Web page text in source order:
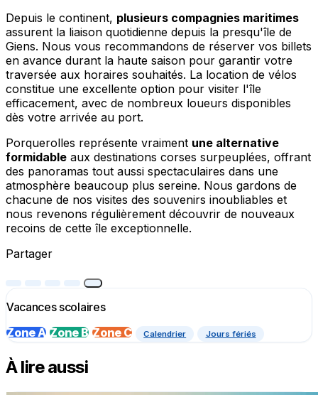
Depuis le continent, plusieurs compagnies maritimes
assurent la liaison quotidienne depuis la presqu'île de
Giens. Nous vous recommandons de réserver vos billets
en avance durant la haute saison pour garantir votre
traversée aux horaires souhaités. La location de vélos
constitue une excellente option pour visiter l'île
efficacement, avec de nombreux loueurs disponibles
dès votre arrivée au port.
Porquerolles représente vraiment une alternative
formidable aux destinations corses surpeuplées, offrant
des panoramas tout aussi spectaculaires dans une
atmosphère beaucoup plus sereine. Nous gardons de
chacune de nos visites des souvenirs inoubliables et
nous revenons régulièrement découvrir de nouveaux
recoins de cette île exceptionnelle.
Partager
Vacances scolaires
Zone A Zone B Zone C Calendrier Jours fériés
À lire aussi